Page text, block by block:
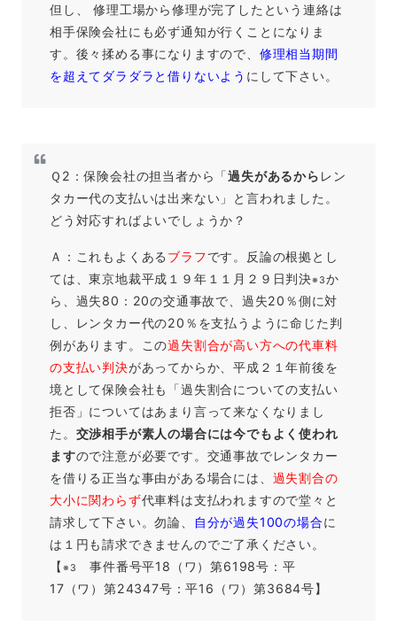
但し、 修理工場から修理が完了したという連絡は
相手保険会社にも必ず通知が行くことになりま
す。後々揉める事になりますので、 修理相当期間
を超えてダラダラと借りないよう にして下さい。
Ｑ2：保険会社の担当者から「過失があるから レン
タカー代の支払いは出来ない」と言われました。
どう対応すればよいでしょうか？
Ａ：これもよくある ブラフです。反論の根拠とし
ては、東京地裁平成１９年１１月２９日判決※3か
ら、過失80：20の交通事故で、過失20％側に対
し、レンタカー代の20％を支払うように命じた判
例があります。この過失割合が高い方への代車料
の支払い判決があってからか、平成２１年前後を
境として保険会社も「過失割合についての支払い
拒否」についてはあまり言って来なくなりまし
た。 交渉相手が素人の場合には今でもよく使われ
ますので注意が必要です。交通事故でレンタカー
を借りる正当な事由がある場合には、 過失割合の
大小に関わらず代車料は支払われますので堂々と
請求して下さい。勿論、
自分が過失100の場合に
は１円も請求できませんのでご了承ください。
【 ※3
事件番号平18（ワ）第6198号：平
17（ワ）第24347号：平16（ワ）第3684号】